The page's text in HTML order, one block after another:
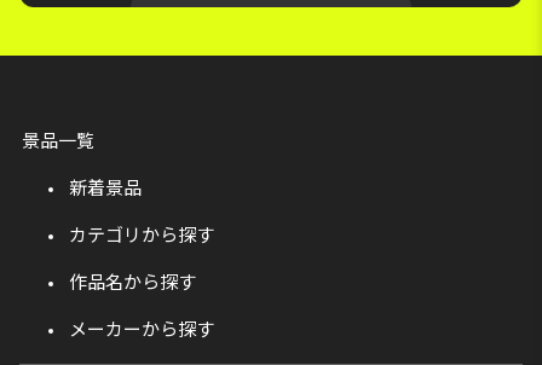
景品一覧
新着景品
カテゴリから探す
作品名から探す
メーカーから探す